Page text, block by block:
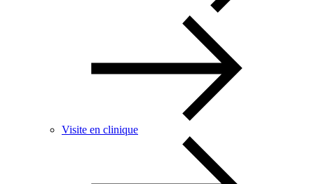
Visite en clinique